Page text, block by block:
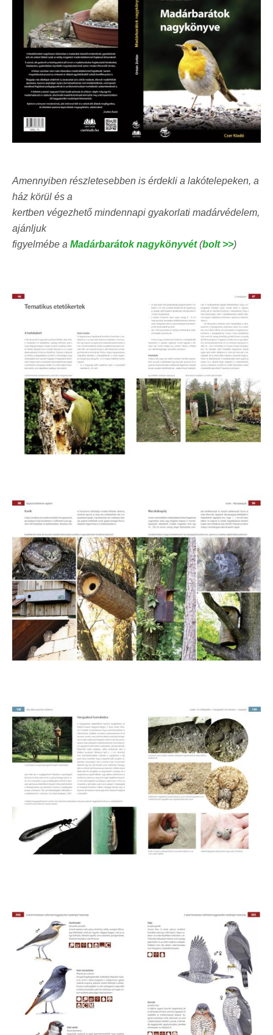
Amennyiben részletesebben is érdekli a lakótelepeken, a
ház körül és a
kertben végezhető mindennapi gyakorlati madárvédelem,
ajánljuk
figyelmébe a Madárbarátok nagykönyvét(bolt >>)